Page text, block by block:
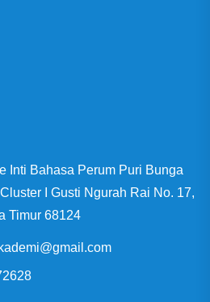
Inti Bahasa Perum Puri Bunga
I Gusti Ngurah Rai No. 17,
Timur 68124